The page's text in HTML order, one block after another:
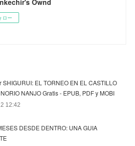
Ownd
ロー
SHIGURUI: EL TORNEO EN EL CASTILLO
NANJO Gratis - EPUB, PDF y MOBI
12:42
DESDE DENTRO: UNA GUIA